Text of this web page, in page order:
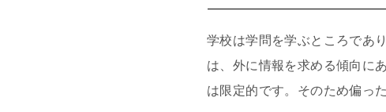
学校は学問を学ぶところであ
は、外に情報を求める傾向に
は限定的です。そのため偏っ